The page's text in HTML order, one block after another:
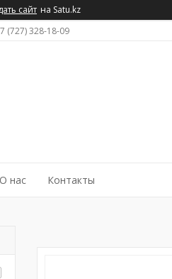
сайт на Satu.kz
(727) 328-18-09
О нас Контакты